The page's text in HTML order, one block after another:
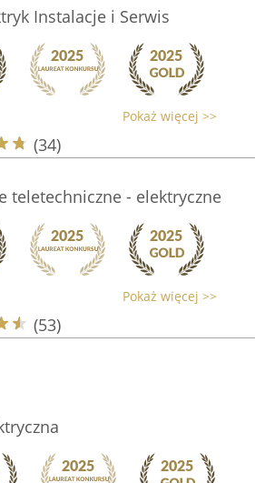
Instalacje i Serwis
Pokaż więcej >>
(34)
teletechniczne - elektryczne
Pokaż więcej >>
(53)